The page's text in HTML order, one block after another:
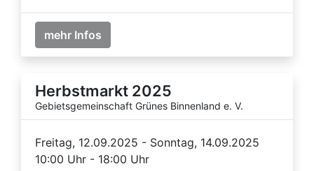
mehr Infos
Herbstmarkt 2025
Gebietsgemeinschaft Grünes Binnenland e. V.
Freitag, 12.09.2025 - Sonntag, 14.09.2025
10:00 Uhr - 18:00 Uhr